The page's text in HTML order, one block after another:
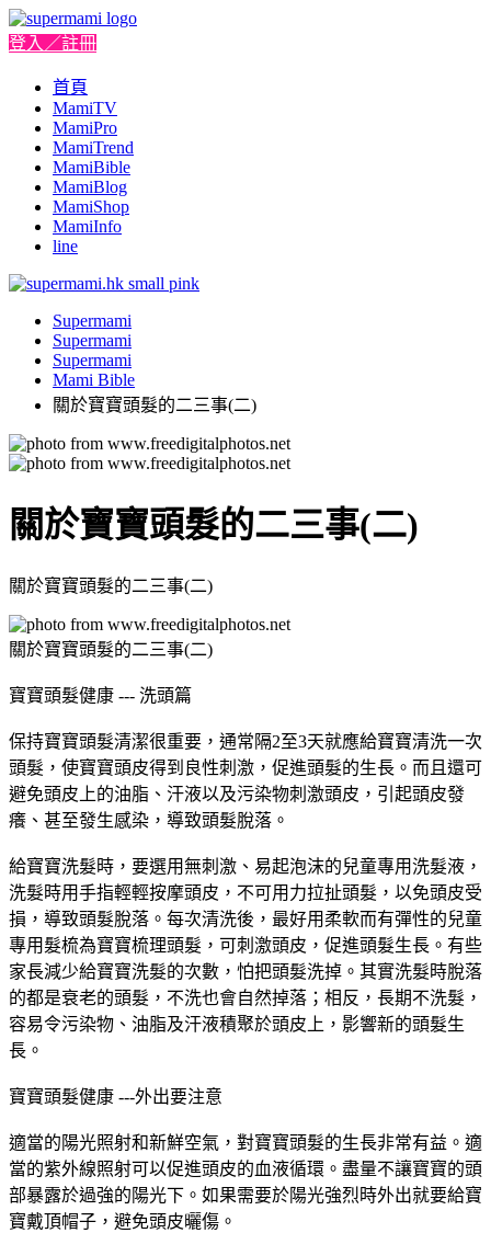
登入／註冊
首頁
MamiTV
MamiPro
MamiTrend
MamiBible
MamiBlog
MamiShop
MamiInfo
line
Supermami
Supermami
Supermami
Mami Bible
關於寶寶頭髮的二三事(二)
關於寶寶頭髮的二三事(二)
關於寶寶頭髮的二三事(二)
關於寶寶頭髮的二三事(二)
寶寶頭髮健康 --- 洗頭篇
保持寶寶頭髮清潔很重要，通常隔2至3天就應給寶寶清洗一次
頭髮，使寶寶頭皮得到良性刺激，促進頭髮的生長。而且還可
避免頭皮上的油脂、汗液以及污染物刺激頭皮，引起頭皮發
癢、甚至發生感染，導致頭髮脫落。
給寶寶洗髮時，要選用無刺激、易起泡沫的兒童專用洗髮液，
洗髮時用手指輕輕按摩頭皮，不可用力拉扯頭髮，以免頭皮受
損，導致頭髮脫落。每次清洗後，最好用柔軟而有彈性的兒童
專用髮梳為寶寶梳理頭髮，可刺激頭皮，促進頭髮生長。有些
家長減少給寶寶洗髮的次數，怕把頭髮洗掉。其實洗髮時脫落
的都是衰老的頭髮，不洗也會自然掉落；相反，長期不洗髮，
容易令污染物、油脂及汗液積聚於頭皮上，影響新的頭髮生
長。
寶寶頭髮健康 ---外出要注意
適當的陽光照射和新鮮空氣，對寶寶頭髮的生長非常有益。適
當的紫外線照射可以促進頭皮的血液循環。盡量不讓寶寶的頭
部暴露於過強的陽光下。如果需要於陽光強烈時外出就要給寶
寶戴頂帽子，避免頭皮曬傷。